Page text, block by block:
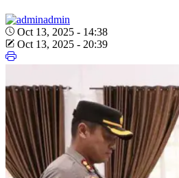
admin
Oct 13, 2025 - 14:38
Oct 13, 2025 - 20:39